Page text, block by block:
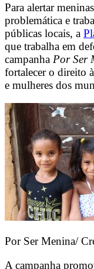
Para alertar
problemática e
públicas locais, a
que trabalha em
campanha Por Ser
fortalecer o direito
e mulheres dos
Por Ser Menina/
A campanha